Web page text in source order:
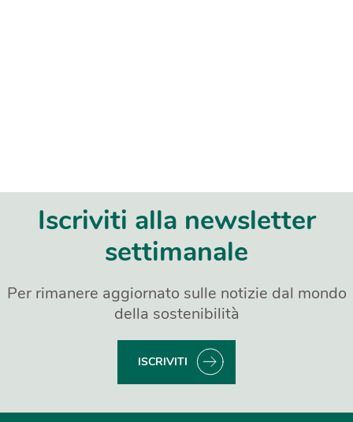
Iscriviti alla newsletter
settimanale
Per rimanere aggiornato sulle notizie dal mondo
della sostenibilità
ISCRIVITI